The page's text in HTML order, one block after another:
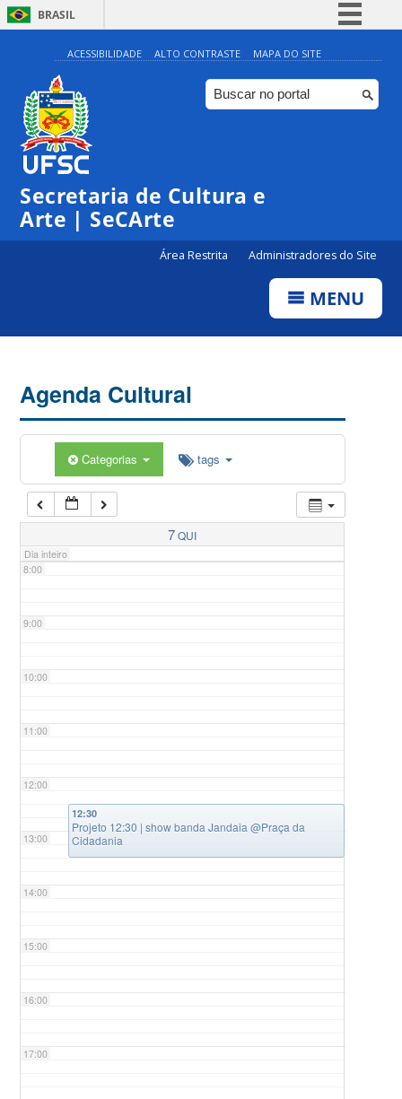
BRASIL
Simplifique!
Comunica BR
Participe
ACESSIBILIDADE ALTO CONTRASTE MAPA DO SITE
Secretaria de Cultura e
Arte | SeCArte
Área Restrita Administradores do Site
MENU
Agenda Cultural
Categorias tags
7QUI
Dia inteiro
0:00
1:00
5:00
7:00
8:00
9:00
10:00
11:00
12:00
13:00
14:00
15:00
16:00
17:00
12:30
Projeto 12:30 | show banda Jandaia@Praça da
Cidadania